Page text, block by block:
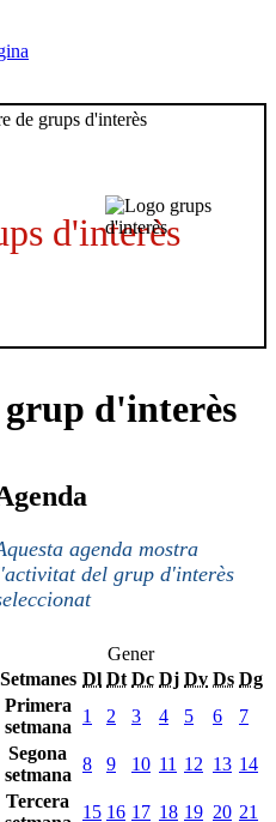
d'interès
d'interès
agenda mostra
del grup d'interès
Gener
Setmanes Dl Dt Dc Dj Dv Ds Dg
Primera
setmana
1 2 3 4 5 6
7
Segona
setmana
8 9 10 11 12 13 14
Tercera
15 16 17 18 19 20 21